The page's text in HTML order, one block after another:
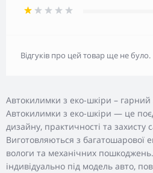
Автокилимки з еко-шкіри – гарний
Автокилимки з еко-шкіри — це
дизайну, практичності та захисту
Виготовляються з багатошарової
вологи та механічних
індивідуально під модель авто,
Відгуків про цей товар ще не було.